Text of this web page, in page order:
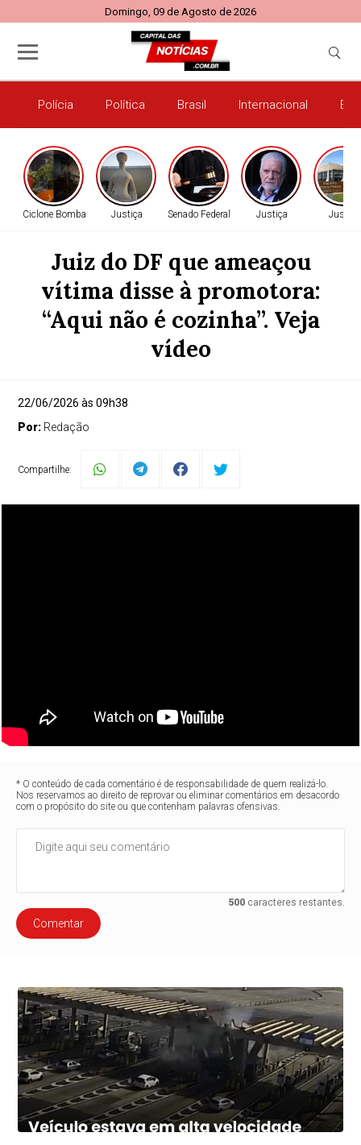
Domingo, 09 de Agosto de 2026
Polícia Política Brasil Internacional
Ciclone Bomba Justiça Senado Federal Justiça Justiça
Juiz do DF que ameaçou
vítima disse à promotora:
“Aqui não é cozinha”. Veja
vídeo
22/06/2026 às 09h38
Por: Redação
Compartilhe:
* O conteúdo de cada comentário é de responsabilidade de quem realizá-lo.
Nos reservamos ao direito de reprovar ou eliminar comentários em desacordo
com o propósito do site ou que contenham palavras ofensivas.
500caracteres restantes.
Comentar